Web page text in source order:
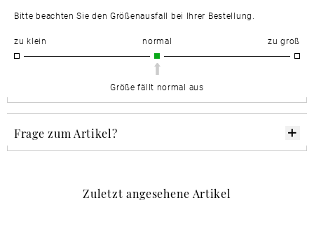
Bitte beachten Sie den Größenausfall bei Ihrer Bestellung.
zu klein normal zu groß
Größe fällt normal aus
Frage zum Artikel?
Zuletzt angesehene Artikel